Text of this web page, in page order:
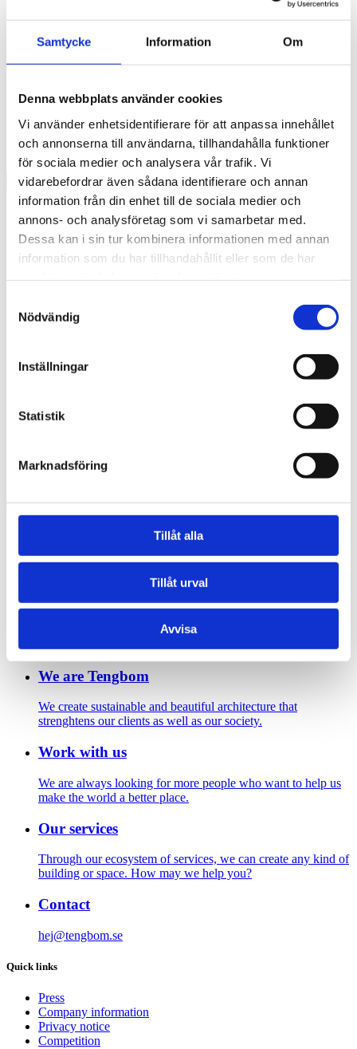
Samtycke Information Om
Denna webbplats använder cookies
Vi använder enhetsidentifierare för att anpassa innehållet
och annonserna till användarna, tillhandahålla funktioner
för sociala medier och analysera vår trafik. Vi
vidarebefordrar även sådana identifierare och annan
information från din enhet till de sociala medier och
annons- och analysföretag som vi samarbetar med.
Dessa kan i sin tur kombinera informationen med annan
information som du har tillhandahållit eller som de har
Nödvändig
Inställningar
Statistik
Marknadsföring
Tillåt alla
Tillåt urval
Avvisa
Contact
Search
Skarpåkersskolan. Foto: Torbjörn Bergkvist
Footer
Contact us
Welcome to Tengbom! Whatever your question or enquiry,
We are Tengbom
We create sustainable and beautiful architecture that
strenghtens our clients as well as our society.
Work with us
We are always looking for more people who want to help us
make the world a better place.
Our services
Through our ecosystem of services, we can create any kind of
building or space. How may we help you?
Contact
hej@tengbom.se
Quick links
Press
Company information
Privacy notice
Competition